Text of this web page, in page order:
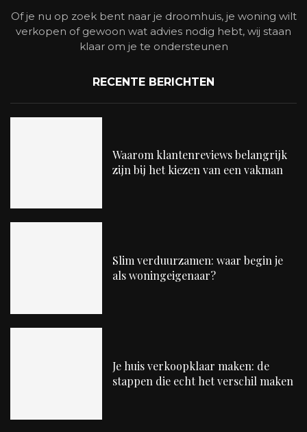
Of je nu op zoek bent naar je droomhuis, je woning wilt
verkopen of gewoon wat advies nodig hebt, wij staan
klaar om je te ondersteunen
RECENTE BERICHTEN
Waarom klantenreviews belangrijk
zijn bij het kiezen van een vakman
Slim verduurzamen: waar begin je
als woningeigenaar?
Je huis verkoopklaar maken: de
stappen die echt het verschil maken